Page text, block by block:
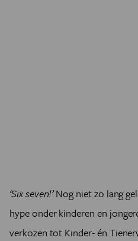
‘Six seven!’Nog niet zo lang
hype onder kinderen en
verkozen tot Kinder- én